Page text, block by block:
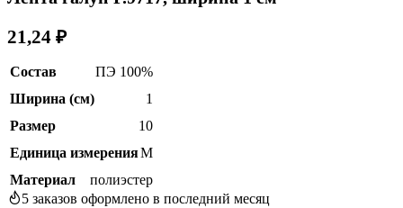
21,24 ₽
Состав
ПЭ 100%
Ширина (см)
1
Размер
10
Единица измеренияМ
Материал
полиэстер
5 заказов оформлено в последний месяц